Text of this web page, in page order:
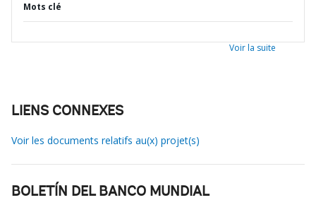
Mots clé
Voir la suite
LIENS CONNEXES
Voir les documents relatifs au(x) projet(s)
BOLETÍN DEL BANCO MUNDIAL